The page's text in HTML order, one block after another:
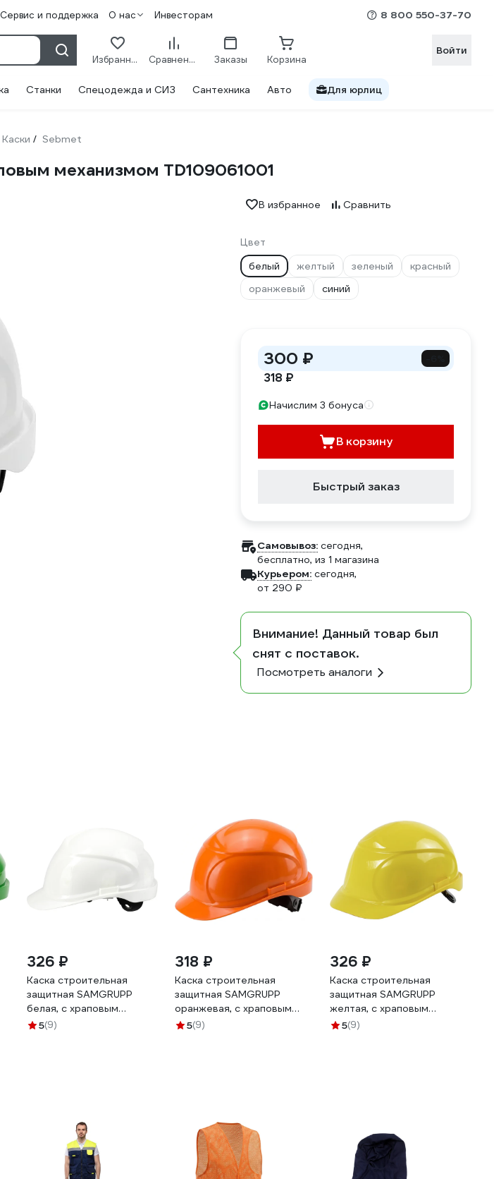
Сервис и поддержка О нас Инвесторам 8 800 550-37-70
Избранное Сравнение Заказы Корзина
Войти
Станки Спецодежда и СИЗ Сантехника Авто Для юрлиц
Каски / Sebmet
механизмом TD109061001
В избранное Сравнить
Цвет
белый
желтый зеленый
красный
оранжевый
синий
300 ₽
318 ₽
Начислим 3 бонуса
В корзину
Быстрый заказ
Самовывоз: сегодня,
бесплатно, из 1 магазина
Курьером: сегодня,
от 290 ₽
Внимание! Данный товар был
снят с поставок.
Посмотреть аналоги
326 ₽
Каска строительная
защитная SAMGRUPP
белая, с храповым
механизмом SR-
5(9)
318 ₽
Каска строительная
защитная SAMGRUPP
оранжевая, с храповым
механизмом SR-109011001
5(9)
326 ₽
Каска строительная
защитная SAMGRUPP
желтая, с храповым
механизмом SR-
5(9)